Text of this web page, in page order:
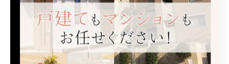
岐阜県岐阜市で補助金を使った断熱工事の流れ
岐阜県岐阜市で補助金を活用した断熱工事を進める際
は、段階ごとの着実な対応が成功のポイントです。最初